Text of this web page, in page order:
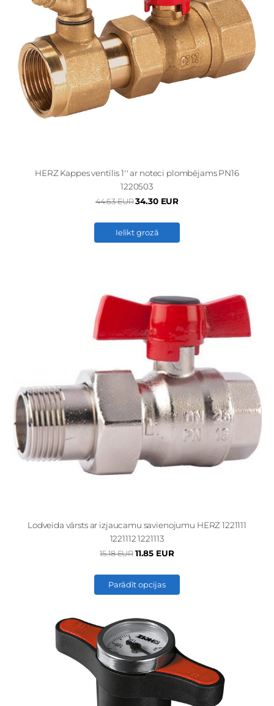
HERZ Kappes ventīlis 1'' ar noteci plombējams PN16
1220503
44.63 EUR34.30 EUR
Ielikt grozā
Lodveida vārsts ar izjaucamu savienojumu HERZ 1221111
1221112 1221113
15.18 EUR 11.85 EUR
Parādīt opcijas